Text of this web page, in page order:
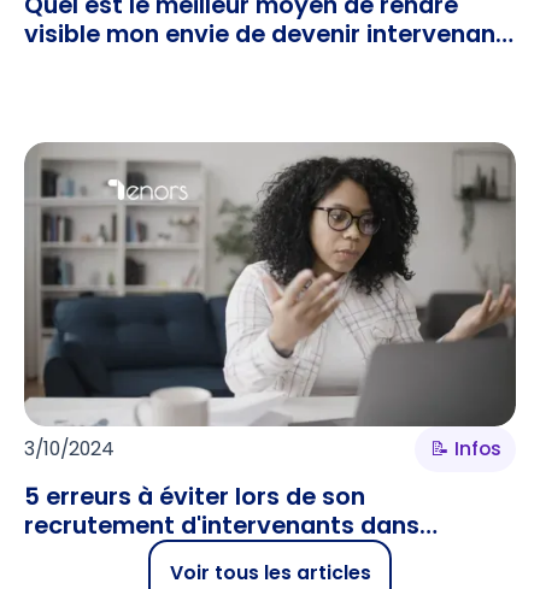
visible mon envie de devenir intervenant
3/10/2024 📝 Infos
5 erreurs à éviter lors de son
recrutement d'intervenants dans
l’enseignement supérieur
Voir tous les articles